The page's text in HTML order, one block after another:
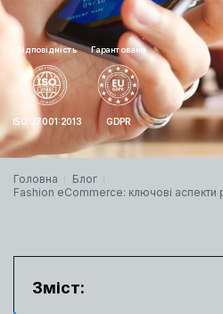
Відповідність
ISO 27001:2013
Гарантовано
GDPR
Головна
Блог
Fashion eCommerce: ключові
Зміст: